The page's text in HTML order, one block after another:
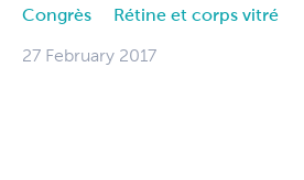
Congrès Rétine et corps vitré
27 February 2017